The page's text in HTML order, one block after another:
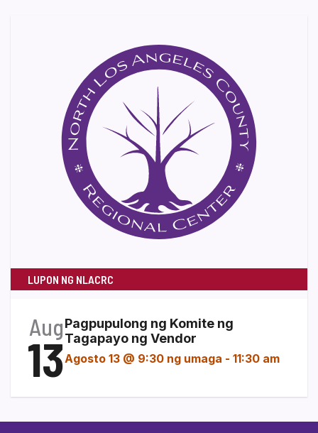
LUPON NG NLACRC
Aug
13
Pagpupulong ng Komite ng
Tagapayo ng Vendor
Agosto 13 @ 9:30 ng umaga - 11:30 am